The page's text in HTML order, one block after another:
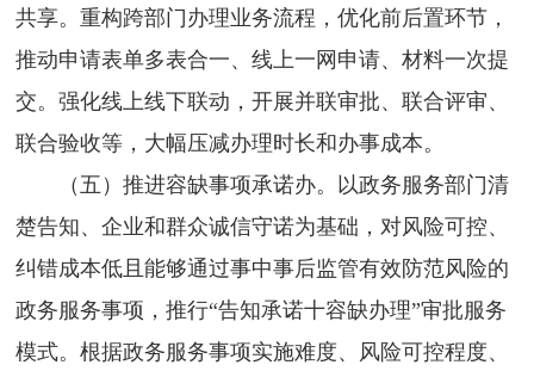
共享。重构跨部门办理业务流程，优化前后置环节，
推动申请表单多表合一、线上一网申请、材料一次提
交。强化线上线下联动，开展并联审批、联合评审、
联合验收等，大幅压减办理时长和办事成本。
（五）推进容缺事项承诺办。以政务服务部门清
楚告知、企业和群众诚信守诺为基础，对风险可控、
纠错成本低且能够通过事中事后监管有效防范风险的
政务服务事项，推行“告知承诺十容缺办理”审批服务
模式。根据政务服务事项实施难度、风险可控程度、